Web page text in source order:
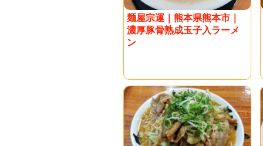
麺屋宗運｜熊本県熊本市｜
濃厚豚骨熟成玉子入ラーメ
ン